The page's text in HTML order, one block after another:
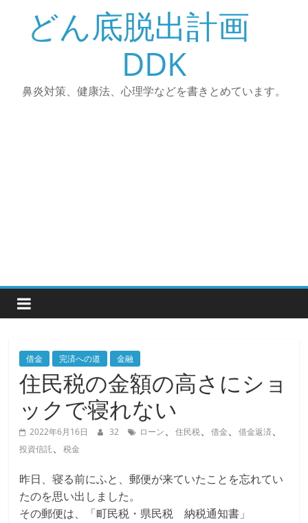
どん底脱出計画
DDK
鼻炎対策、健康法、心理学などを書きとめています。
借金 完済への道 金融
住民税の金額の高さにショ
ックで寝れない
2022年6月16日 32 ローン、住民税、借金、借金返済、
投資信託、税金
昨日、寝る前にふと、郵便が来ていたことを忘れてい
たのを思い出しました。
その郵便は、「町民税・県民税 納税通知書」